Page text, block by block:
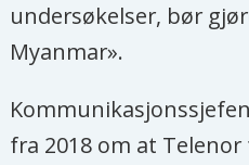
undersøkelser, bør
Myanmar».
fra 2018 om at